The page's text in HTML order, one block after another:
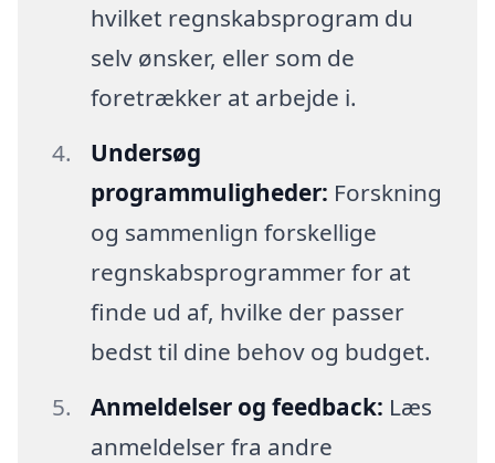
hvilket regnskabsprogram du
selv ønsker, eller som de
foretrækker at arbejde i.
Undersøg
programmuligheder: Forskning
og sammenlign forskellige
regnskabsprogrammer for at
finde ud af, hvilke der passer
bedst til dine behov og budget.
Anmeldelser og feedback: Læs
anmeldelser fra andre